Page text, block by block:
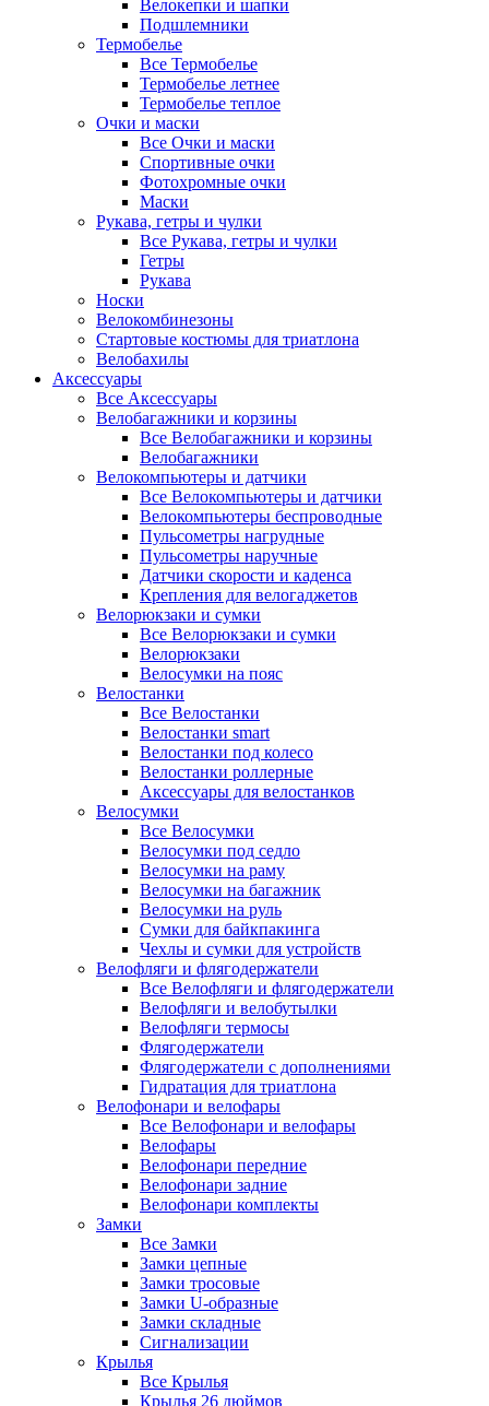
Велокепки и шапки
Подшлемники
Термобелье
Все Термобелье
Термобелье летнее
Термобелье теплое
Очки и маски
Все Очки и маски
Спортивные очки
Фотохромные очки
Маски
Рукава, гетры и чулки
Все Рукава, гетры и чулки
Гетры
Рукава
Носки
Велокомбинезоны
Стартовые костюмы для триатлона
Велобахилы
Аксессуары
Все Аксессуары
Велобагажники и корзины
Все Велобагажники и корзины
Велобагажники
Велокомпьютеры и датчики
Все Велокомпьютеры и датчики
Велокомпьютеры беспроводные
Пульсометры нагрудные
Пульсометры наручные
Датчики скорости и каденса
Крепления для велогаджетов
Велорюкзаки и сумки
Все Велорюкзаки и сумки
Велорюкзаки
Велосумки на пояс
Велостанки
Все Велостанки
Велостанки smart
Велостанки под колесо
Велостанки роллерные
Аксессуары для велостанков
Велосумки
Все Велосумки
Велосумки под седло
Велосумки на раму
Велосумки на багажник
Велосумки на руль
Сумки для байкпакинга
Чехлы и сумки для устройств
Велофляги и флягодержатели
Все Велофляги и флягодержатели
Велофляги и велобутылки
Велофляги термосы
Флягодержатели
Флягодержатели с дополнениями
Гидратация для триатлона
Велофонари и велофары
Все Велофонари и велофары
Велофары
Велофонари передние
Велофонари задние
Велофонари комплекты
Замки
Все Замки
Замки цепные
Замки тросовые
Замки U-образные
Замки складные
Сигнализации
Крылья
Все Крылья
Крылья 26 дюймов